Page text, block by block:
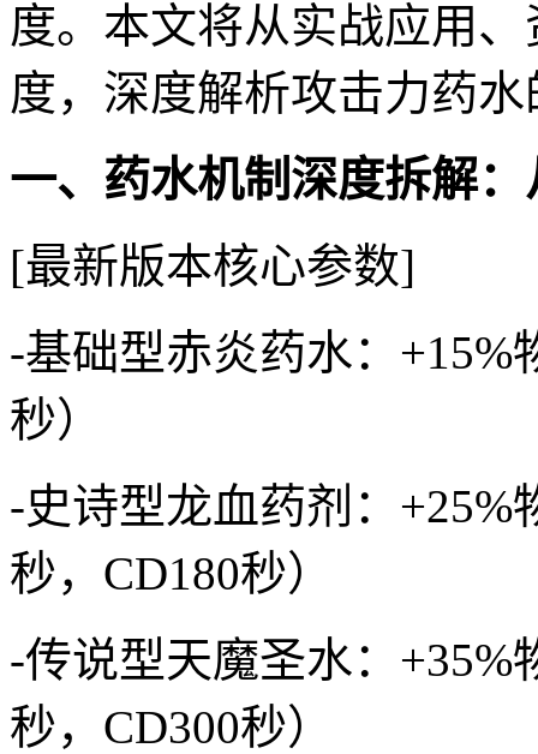
度。本文将从实战应用
度，深度解析攻击力药
一、药水机制深度拆解
[最新版本核心参数]
-基础型赤炎药水：+15%
秒）
-史诗型龙血药剂：+25%
秒，CD180秒）
-传说型天魔圣水：+35%
秒，CD300秒）